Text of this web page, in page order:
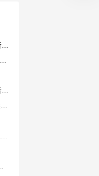
navel是什么意思_navel怎么读_音标ˈneɪvl
tingle是什么意思_tingle怎么读_音标'tɪŋɡl
decree是什么意思_decree怎么读_音标dɪ'kri-